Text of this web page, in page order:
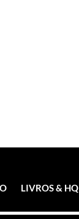
LIVROS & HQ